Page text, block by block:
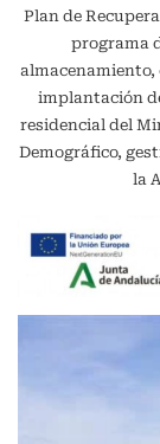
Plan de
programa
almacenamiento,
implantación
residencial del
Demográfico,
la